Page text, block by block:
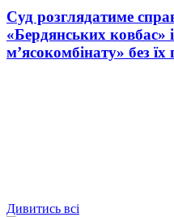
Суд розглядатиме
«Бердянських ковбас»
м’ясокомбінату» без їх
Дивитись всі